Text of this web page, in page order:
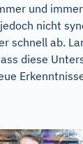
und
nicht
schnell ab.
diese